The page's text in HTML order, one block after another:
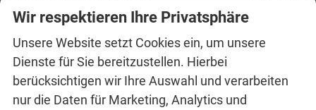
Mittelarmlehne vorn inkl. Ablagefach
vorhanden
Verzurrösen im Kofferraum
Netzprogramm im Kofferraum
vorhanden
Wir respektieren Ihre Privatsphäre
Unsere Website setzt Cookies ein, um unsere
Dienste für Sie bereitzustellen. Hierbei
berücksichtigen wir Ihre Auswahl und verarbeiten
nur die Daten für Marketing, Analytics und